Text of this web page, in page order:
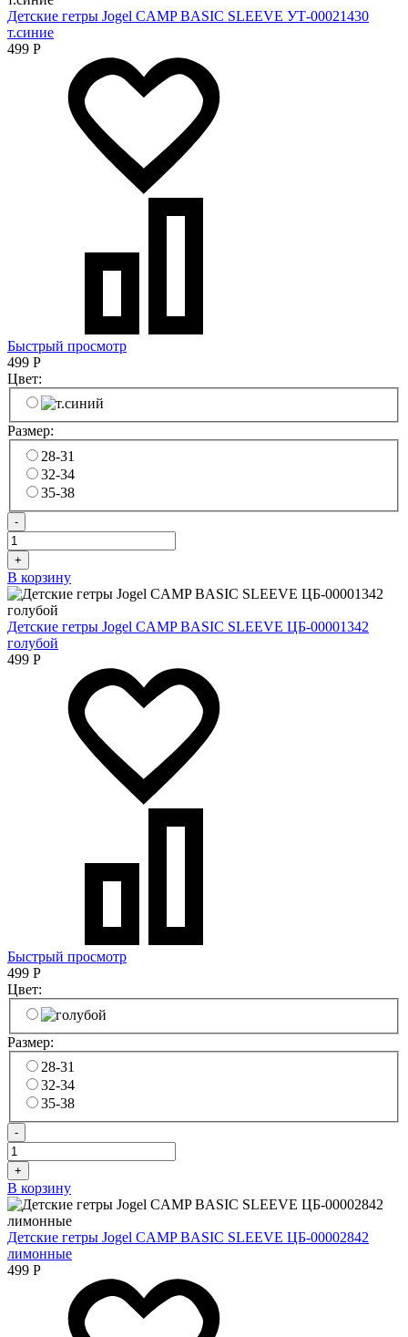
Детские гетры Jogel CAMP BASIC SLEEVE УТ-00021430
т.синие
499 Р
Быстрый просмотр
499 Р
Цвет:
Размер:
28-31
32-34
35-38
-
+
В корзину
Детские гетры Jogel CAMP BASIC SLEEVE ЦБ-00001342
голубой
499 Р
Быстрый просмотр
499 Р
Цвет:
Размер:
28-31
32-34
35-38
-
+
В корзину
Детские гетры Jogel CAMP BASIC SLEEVE ЦБ-00002842
лимонные
499 Р